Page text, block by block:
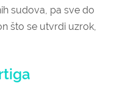
sudova, pa sve do
što se utvrdi uzrok,